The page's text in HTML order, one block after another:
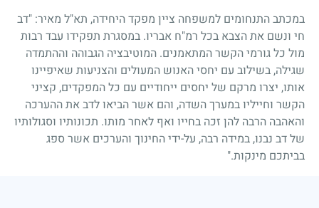
במכתב התנחומים למשפחה ציין מפקד היחידה, תא"ל מאיר: "דב
חי ונשם את הצבא בכל רמ"ח אבריו. במסגרת תפקידו עבד רבות
מול כל גורמי הקשר המתאמנים. המוטיבציה הגבוהה וההתמדה
שגילה, בשילוב עם יחסי האנוש המעולים והצניעות שאיפיינו
אותו, יצרו מרקם של יחסים ייחודיים עם כל המפקדים, קציני
הקשר וחייליו במערך השדה, והם אשר הביאו לדב את ההערכה
והאהבה הרבה להן זכה בחייו ואף לאחר מותו. תכונותיו וסגולותיו
של דב נבנו, במידה רבה, על-ידי החינוך והערכים אשר ספג
בביתכם מינקות."